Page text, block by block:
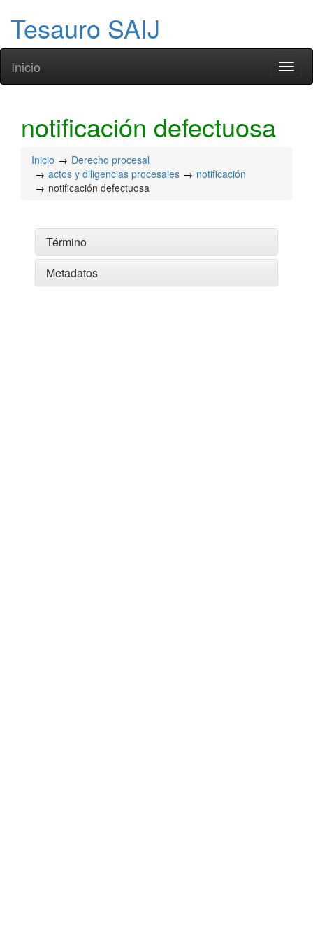
Tesauro SAIJ
Inicio
notificación defectuosa
Inicio
Derecho procesal
actos y diligencias procesales
notificación
notificación defectuosa
Término
Metadatos